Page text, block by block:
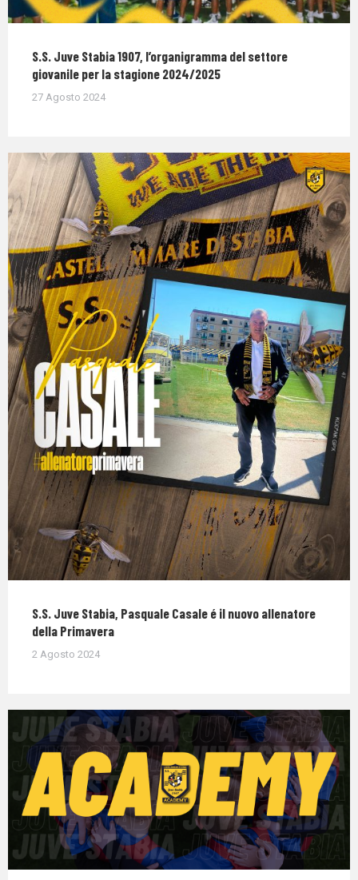
S.S. Juve Stabia 1907, l’organigramma del settore
giovanile per la stagione 2024/2025
27 Agosto 2024
S.S. Juve Stabia, Pasquale Casale é il nuovo allenatore
della Primavera
2 Agosto 2024